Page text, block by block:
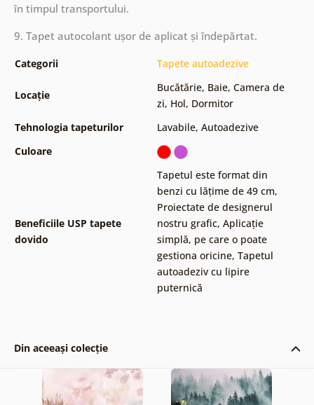
în timpul transportului.
9. Tapet autocolant ușor de aplicat și îndepărtat.
Categorii Tapete autoadezive
Locație
Bucătărie, Baie, Camera de
zi, Hol, Dormitor
Tehnologia tapeturilor
Lavabile, Autoadezive
Culoare
Beneficiile USP tapete
dovido
Tapetul este format din
benzi cu lățime de 49 cm,
Proiectate de designerul
nostru grafic, Aplicație
simplă, pe care o poate
gestiona oricine, Tapetul
autoadeziv cu lipire
puternică
Din aceeași colecție